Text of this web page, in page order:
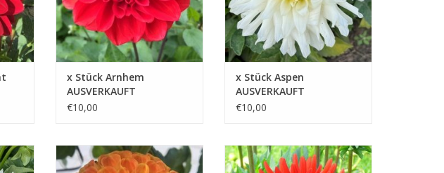
x Stück Arnhem
AUSVERKAUFT
€10,00
x Stück Aspen
AUSVERKAUFT
€10,00
Eine kleine Dahlie, die mit ihren
orangefarbenen Blüten jedem
Die rote Farbe dieser Dahlie
verleiht Ihrem Garten eine